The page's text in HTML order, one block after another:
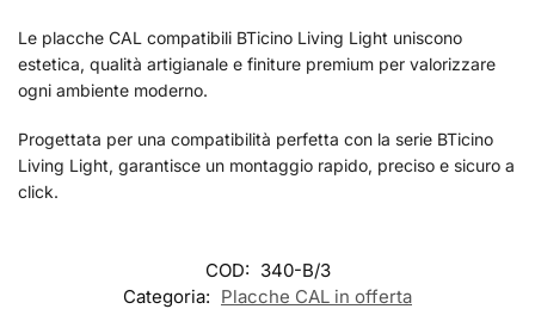
Le placche CAL compatibili BTicino Living Light uniscono
estetica, qualità artigianale e finiture premium per valorizzare
ogni ambiente moderno.
Progettata per una compatibilità perfetta con la serie BTicino
Living Light, garantisce un montaggio rapido, preciso e sicuro a
click.
COD: 340-B/3
Categoria: Placche CAL in offerta